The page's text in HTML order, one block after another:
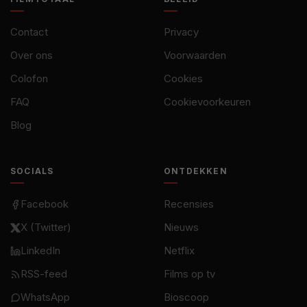
Contact
Over ons
Colofon
FAQ
Blog
Privacy
Voorwaarden
Cookies
Cookievoorkeuren
SOCIALS
Facebook
X (Twitter)
LinkedIn
RSS-feed
WhatsApp
ONTDEKKEN
Recensies
Nieuws
Netflix
Films op tv
Bioscoop